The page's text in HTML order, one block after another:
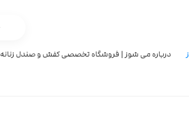
درباره می شوز | فروشگاه تخصصی کفش و صندل زنانه